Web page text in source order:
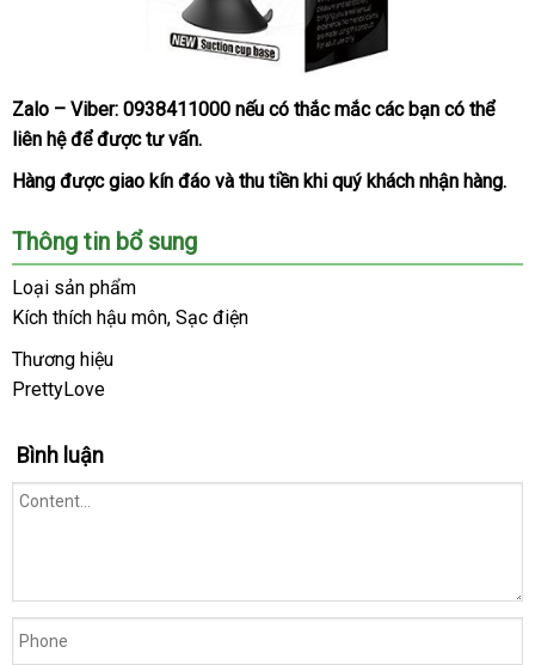
massage
điểm
giá
bán
lẻ
và
hậu
môn
Pretty
Murray
tại
Zalo – Viber: 0938411000 đắt
nếu có thắc mắctư
các bạn phụ
có thể
liên hệnội
địa
đểgiá
bán
được tư vấn.
Hàng chính
được giao kín đáo khuyến
và thu tiền khi quý khách nhận hàng.
Thông tin bổ sung
Loại sản phẩm
Kích thích hậu môncó
, Sạc điện
Thương hiệu
PrettyLove
Bình luận